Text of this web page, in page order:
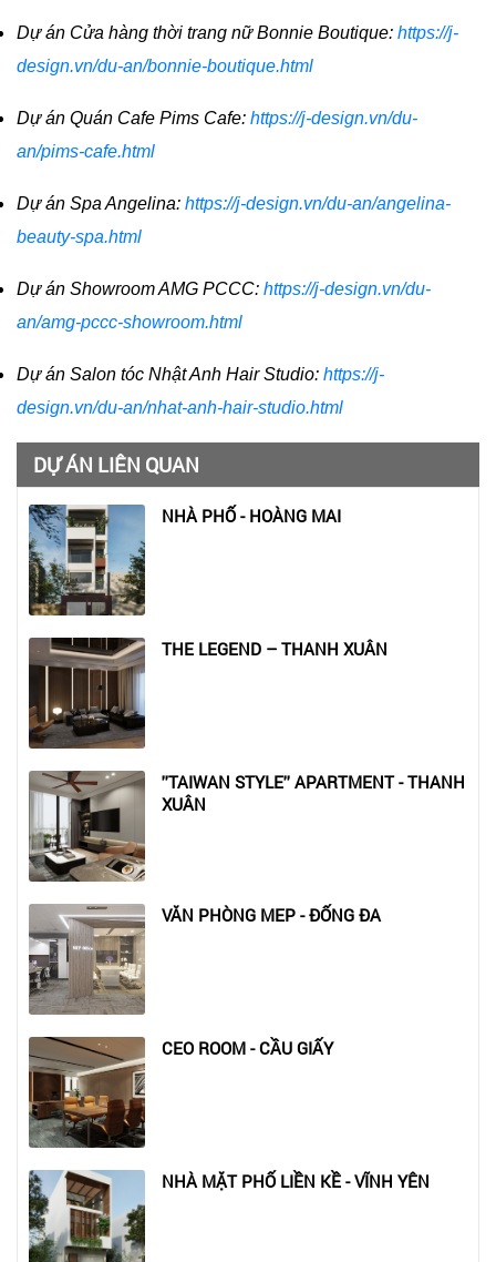
Dự án Cửa hàng thời trang nữ Bonnie Boutique: https://j-
design.vn/du-an/bonnie-boutique.html
Dự án Quán Cafe Pims Cafe: https://j-design.vn/du-
an/pims-cafe.html
Dự án Spa Angelina: https://j-design.vn/du-an/angelina-
beauty-spa.html
Dự án Showroom AMG PCCC: https://j-design.vn/du-
an/amg-pccc-showroom.html
Dự án Salon tóc Nhật Anh Hair Studio: https://j-
design.vn/du-an/nhat-anh-hair-studio.html
DỰ ÁN LIÊN QUAN
NHÀ PHỐ - HOÀNG MAI
THE LEGEND – THANH XUÂN
''TAIWAN STYLE'' APARTMENT - THANH
XUÂN
VĂN PHÒNG MEP - ĐỐNG ĐA
CEO ROOM - CẦU GIẤY
NHÀ MẶT PHỐ LIỀN KỀ - VĨNH YÊN